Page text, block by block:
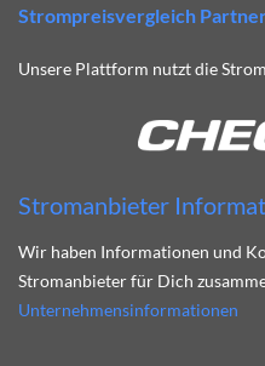
Strompreisvergleich
Unsere Plattform nutzt die
Stromanbieter
Wir haben Informationen und
Stromanbieter für Dich
Unternehmensinformationen